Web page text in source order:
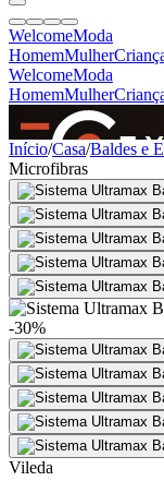
WelcomeModa
HomemMulher
WelcomeModa
HomemMulher
SINCE 2005
+de 36.000 reviews
Início/Casa/Baldes e
Microfibras
-30%
Vileda